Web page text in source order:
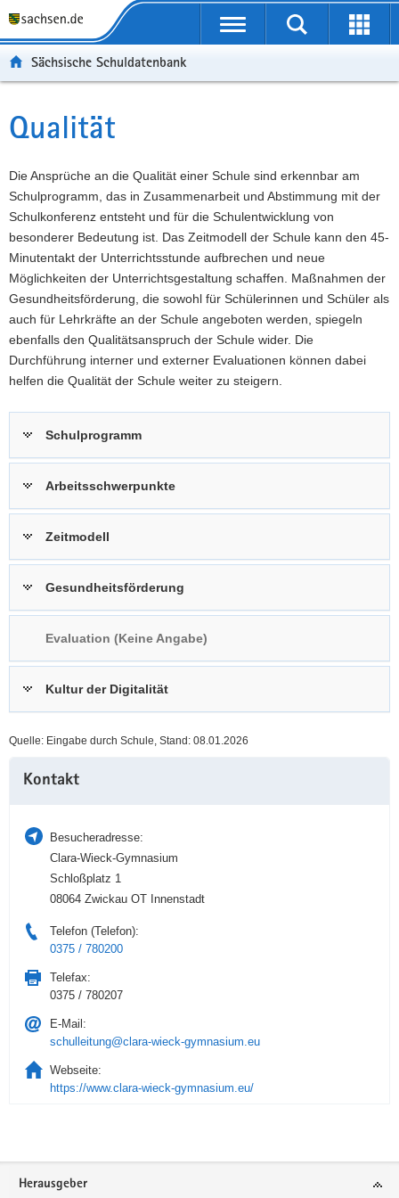
t
ü
e
r
g
r
e
i
f
e
n
d
e
i
g
o
n
r
l
a
v
i
g
a
t
i
o
n
a
t
n
h
a
l
t
W
t
r
e
I
n
f
o
r
m
a
t
i
r
i
c
e
Portalübergreifende
Suche
Sächsische Schuldatenbank
Hauptinhalt
Qualität
Die Ansprüche an die Qualität einer Schule sind erkennbar am
Schulprogramm, das in Zusammenarbeit und Abstimmung mit der
Schulkonferenz entsteht und für die Schulentwicklung von
besonderer Bedeutung ist. Das Zeitmodell der Schule kann den 45-
Minutentakt der Unterrichtsstunde aufbrechen und neue
Möglichkeiten der Unterrichtsgestaltung schaffen. Maßnahmen der
Gesundheitsförderung, die sowohl für Schülerinnen und Schüler als
auch für Lehrkräfte an der Schule angeboten werden, spiegeln
ebenfalls den Qualitätsanspruch der Schule wider. Die
Durchführung interner und externer Evaluationen können dabei
helfen die Qualität der Schule weiter zu steigern.
Schulprogramm
Arbeitsschwerpunkte
Zeitmodell
Gesundheitsförderung
Evaluation (Keine Angabe)
Kultur der Digitalität
Quelle: Eingabe durch Schule, Stand: 08.01.2026
Information
Kontakt
Besucheradresse:
Clara-Wieck-Gymnasium
Schloßplatz 1
08064 Zwickau OT Innenstadt
Telefon (Telefon):
0375 / 780200
Telefax:
0375 / 780207
E-Mail:
schulleitung@clara-wieck-gymnasium.eu
Webseite:
https://www.clara-wieck-gymnasium.eu/
Service
Herausgeber